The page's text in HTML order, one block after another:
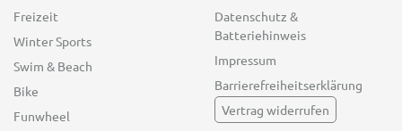
Freizeit
Winter Sports
Swim & Beach
Bike
Funwheel
Datenschutz &
Batteriehinweis
Impressum
Barrierefreiheitserklärung
Vertrag widerrufen